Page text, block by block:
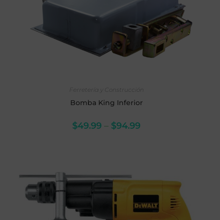
Ferretería y Construcción
Bomba King Inferior
$49.99 – $94.99